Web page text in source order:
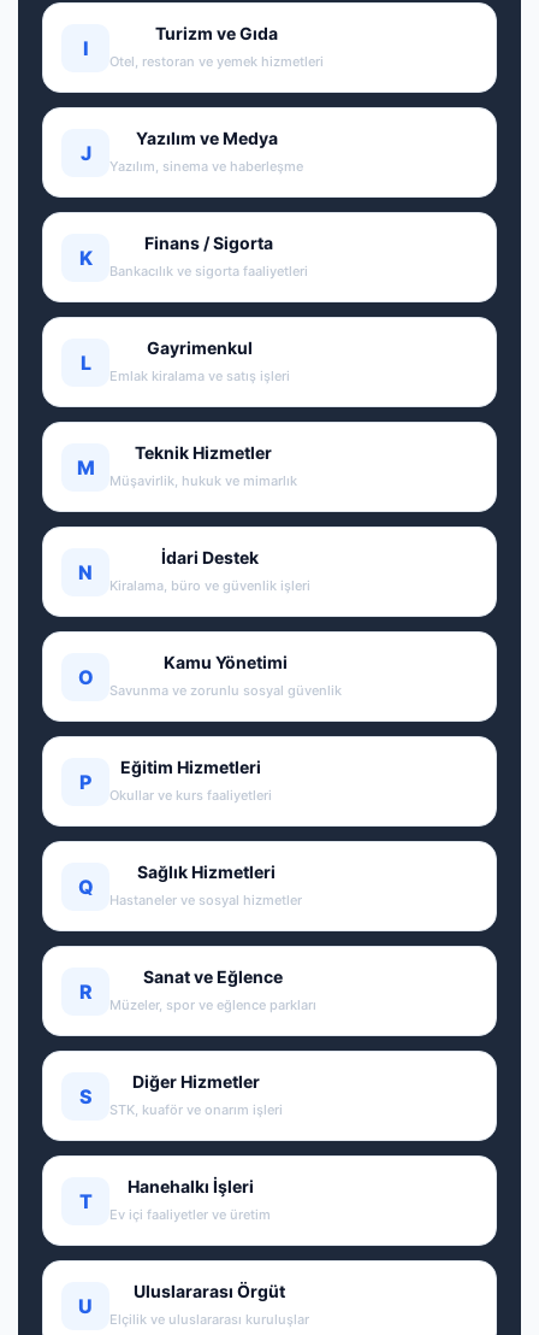
I
Turizm ve Gıda
Otel, restoran ve yemek hizmetleri
J
Yazılım ve Medya
Yazılım, sinema ve haberleşme
K
Finans / Sigorta
Bankacılık ve sigorta faaliyetleri
L
Gayrimenkul
Emlak kiralama ve satış işleri
M
Teknik Hizmetler
Müşavirlik, hukuk ve mimarlık
N
İdari Destek
Kiralama, büro ve güvenlik işleri
O
Kamu Yönetimi
Savunma ve zorunlu sosyal güvenlik
P
Eğitim Hizmetleri
Okullar ve kurs faaliyetleri
Q
Sağlık Hizmetleri
Hastaneler ve sosyal hizmetler
R
Sanat ve Eğlence
Müzeler, spor ve eğlence parkları
S
Diğer Hizmetler
STK, kuaför ve onarım işleri
T
Hanehalkı İşleri
Ev içi faaliyetler ve üretim
U
Uluslararası Örgüt
Elçilik ve uluslararası kuruluşlar